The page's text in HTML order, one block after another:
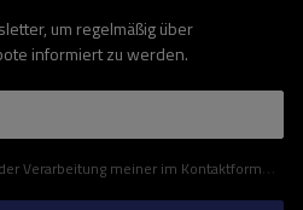
um regelmäßig über
informiert zu werden.
personenbezogenen Daten gemäß der Verordnung (EU) des Europäischen Parlaments und des Rates zu.